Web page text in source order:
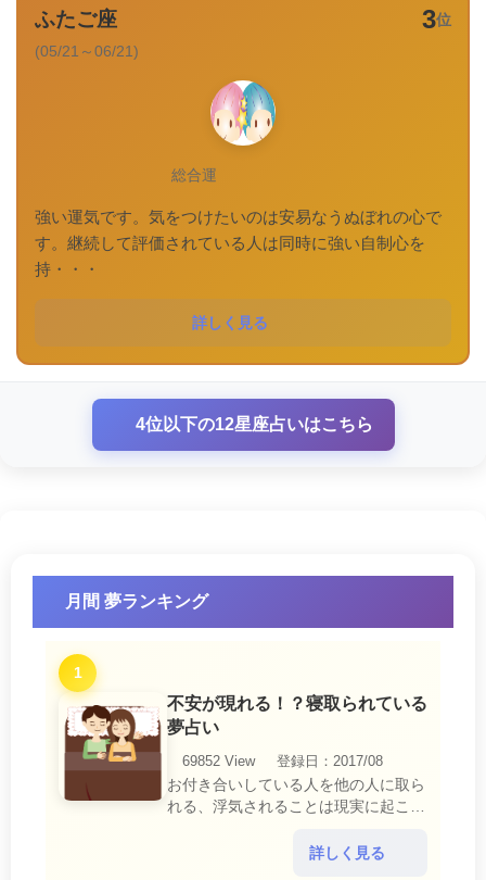
3位
ふたご座
(05/21～06/21)
総合運
強い運気です。気をつけたいのは安易なうぬぼれの心で
す。継続して評価されている人は同時に強い自制心を
持・・・
詳しく見る
4位以下の12星座占いはこちら
月間 夢ランキング
1
不安が現れる！？寝取られている
夢占い
69852 View
登録日：2017/08
お付き合いしている人を他の人に取ら
れる、浮気されることは現実に起こる
いにおいて、『寝取られている』夢
詳しく見る